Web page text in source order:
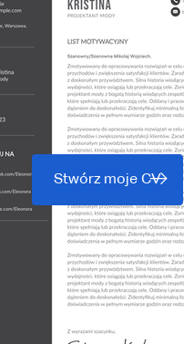
Stwórz moje CV